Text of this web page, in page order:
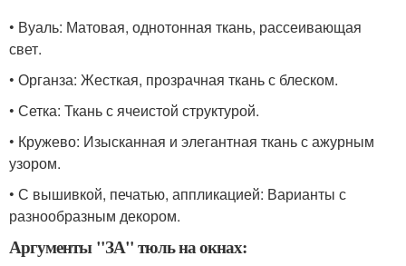
• Вуаль: Матовая, однотонная ткань, рассеивающая
свет.
• Органза: Жесткая, прозрачная ткань с блеском.
• Сетка: Ткань с ячеистой структурой.
• Кружево: Изысканная и элегантная ткань с ажурным
узором.
• С вышивкой, печатью, аппликацией: Варианты с
разнообразным декором.
Аргументы "ЗА" тюль на окнах: